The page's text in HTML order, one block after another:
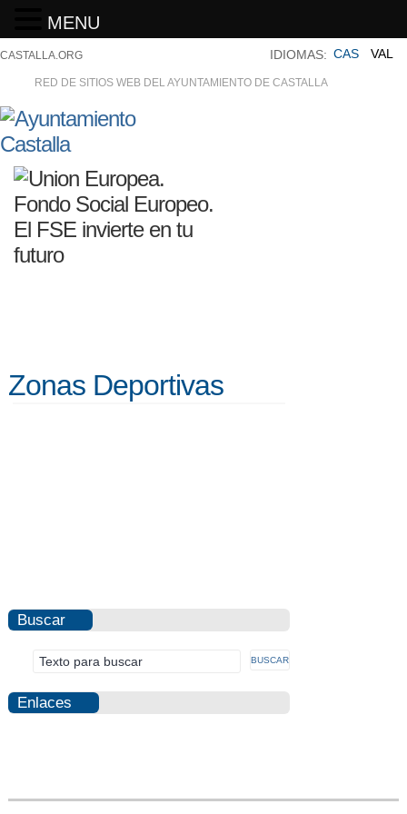
CASTALLA.ORG
RED DE SITIOS WEB DEL AYUNTAMIENTO DE CASTALLA
IDIOMAS: CAS VAL
Zonas Deportivas
Buscar
Enlaces
Photovoltaic
Fraud
MENU